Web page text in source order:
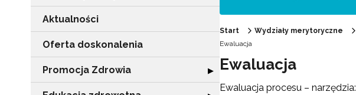
Aktualności
Oferta doskonalenia
Promocja Zdrowia Rozwiń sekcję "Promocja Zdrowia"
▶
Start Wydziały merytoryczne
Ewaluacja
Ewaluacja
Ewaluacja procesu – narzędzia: